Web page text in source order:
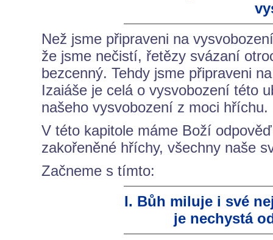
Než jsme připraveni na
že jsme nečistí, řetězy svázaní
bezcenný. Tehdy jsme připraveni
Izaiáše je celá o vysvobození této
našeho vysvobození z moci hříchu.
V této kapitole máme Boží
zakořeněné hříchy, všechny naše
Začneme s tímto:
I. Bůh miluje i své
je nechystá